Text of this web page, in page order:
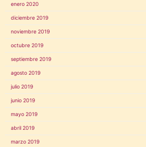
enero 2020
diciembre 2019
noviembre 2019
octubre 2019
septiembre 2019
agosto 2019
julio 2019
junio 2019
mayo 2019
abril 2019
marzo 2019